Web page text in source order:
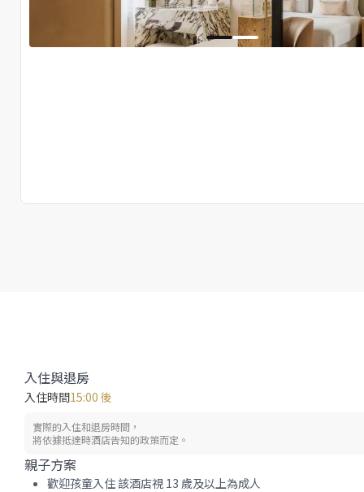
入住與退房
入住時間15:00 後
實際的入住和退房時間，
將依據抵達時酒店告知的政策而定。
親子方案
歡迎孩童入住 該酒店視 13 歲及以上為成人